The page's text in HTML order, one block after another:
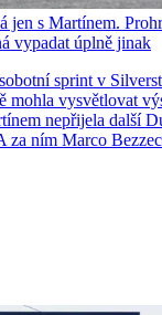
jen s Martínem.
vypadat úplně jinak
sprint v
mohla vysvětlovat
nepřijela další
za ním Marco